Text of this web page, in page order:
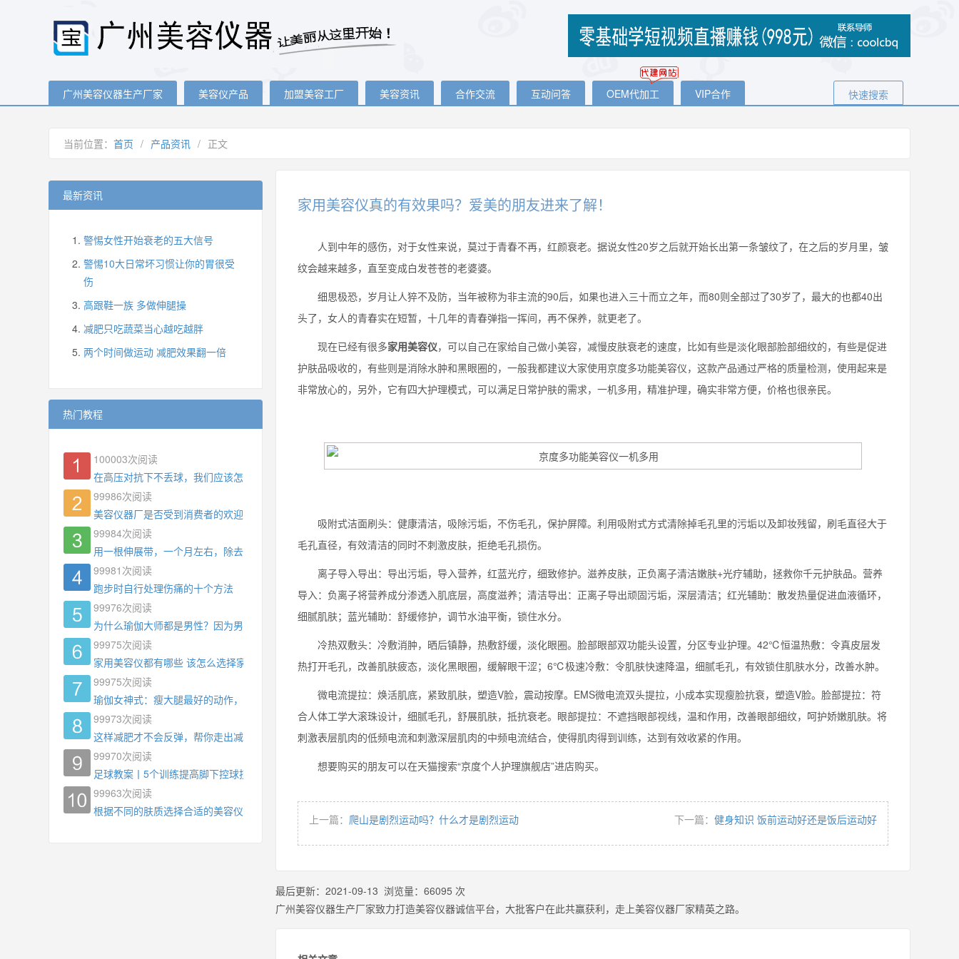
广州美容仪器生产厂家 美容仪产品 加盟美容工厂 美容资讯 合作交流 互动问答 OEM代加工 VIP合作 快速搜索
当前位置： 首页 / 产品资讯 / 正文
家用美容仪真的有效果吗？爱美的朋友进来了解！
人到中年的感伤，对于女性来说，莫过于青春不再，红颜衰老。据说女性20岁之后就开始长出第一条皱纹了，在之后的岁月里，皱
纹会越来越多，直至变成白发苍苍的老婆婆。
细思极恐，岁月让人猝不及防，当年被称为非主流的90后，如果也进入三十而立之年，而80则全部过了30岁了，最大的也都40出
头了，女人的青春实在短暂，十几年的青春弹指一挥间，再不保养，就更老了。
现在已经有很多家用美容仪，可以自己在家给自己做小美容，减慢皮肤衰老的速度，比如有些是淡化眼部脸部细纹的，有些是促进
护肤品吸收的，有些则是消除水肿和黑眼圈的，一般我都建议大家使用京度多功能美容仪，这款产品通过严格的质量检测，使用起来是
非常放心的，另外，它有四大护理模式，可以满足日常护肤的需求，一机多用，精准护理，确实非常方便，价格也很亲民。
吸附式洁面刷头：健康清洁，吸除污垢，不伤毛孔，保护屏障。利用吸附式方式清除掉毛孔里的污垢以及卸妆残留，刷毛直径大于
毛孔直径，有效清洁的同时不刺激皮肤，拒绝毛孔损伤。
离子导入导出：导出污垢，导入营养，红蓝光疗，细致修护。滋养皮肤，正负离子清洁嫩肤+光疗辅助，拯救你千元护肤品。营养
导入：负离子将营养成分渗透入肌底层，高度滋养；清洁导出：正离子导出顽固污垢，深层清洁；红光辅助：散发热量促进血液循环，
细腻肌肤；蓝光辅助：舒缓修护，调节水油平衡，锁住水分。
冷热双敷头：冷敷消肿，晒后镇静，热敷舒缓，淡化眼圈。脸部眼部双功能头设置，分区专业护理。42℃恒温热敷：令真皮层发
热打开毛孔，改善肌肤疲态，淡化黑眼圈，缓解眼干涩；6℃极速冷敷：令肌肤快速降温，细腻毛孔，有效锁住肌肤水分，改善水肿。
微电流提拉：焕活肌底，紧致肌肤，塑造V脸，震动按摩。EMS微电流双头提拉，小成本实现瘦脸抗衰，塑造V脸。脸部提拉：符
合人体工学大滚珠设计，细腻毛孔，舒展肌肤，抵抗衰老。眼部提拉：不遮挡眼部视线，温和作用，改善眼部细纹，呵护娇嫩肌肤。将
刺激表层肌肉的低频电流和刺激深层肌肉的中频电流结合，使得肌肉得到训练，达到有效收紧的作用。
想要购买的朋友可以在天猫搜索“京度个人护理旗舰店”进店购买。
上一篇： 爬山是剧烈运动吗？什么才是剧烈运动 下一篇： 健身知识 饭前运动好还是饭后运动好
最后更新： 2021-09-13 浏览量： 66095 次
广州美容仪器生产厂家致力打造美容仪器诚信平台，大批客户在此共赢获利，走上美容仪器厂家精英之路。
最新资讯
警惕女性开始衰老的五大信号
警惕10大日常坏习惯让你的胃很受
伤
高跟鞋一族 多做伸腿操
减肥只吃蔬菜当心越吃越胖
两个时间做运动 减肥效果翻一倍
热门教程
100003次阅读
在高压对抗下不丢球，我们应该怎么练?
99986次阅读
美容仪器厂是否受到消费者的欢迎
99984次阅读
用一根伸展带，一个月左右，除去了手臂拜拜肉，背也变薄了
99981 次阅读
跑步时自行处理伤痛的十个方法
99976次阅读
为什么瑜伽大师都是男性？因为男权，让女性失去同等的机会
99975次阅读
家用美容仪都有哪些 该怎么选择家用美容仪
99975次阅读
瑜伽女神式：瘦大腿最好的动作，没有之一，为什么你练了没效果？
99973次阅读
这样减肥才不会反弹，帮你走出减肥瓶颈
99970次阅读
足球教案丨5个训练提高脚下控球技术
99963次阅读
根据不同的肤质选择合适的美容仪器